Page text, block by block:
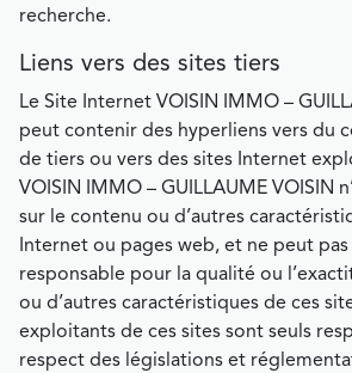
recherche.
Liens vers des sites tiers
Le Site Internet VOISIN IMMO –
peut contenir des hyperliens vers du
de tiers ou vers des sites Internet
VOISIN IMMO – GUILLAUME VOISIN
sur le contenu ou d’autres
Internet ou pages web, et ne peut
responsable pour la qualité ou
ou d’autres caractéristiques de ces
exploitants de ces sites sont seuls
respect des législations et